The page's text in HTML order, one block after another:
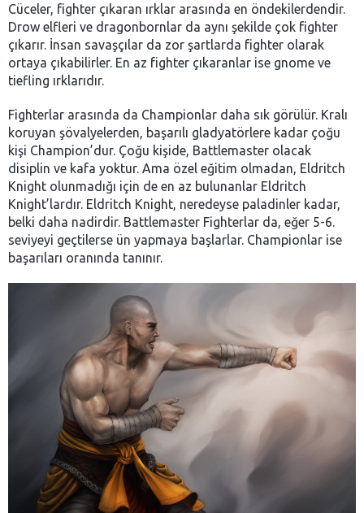
Cüceler, fighter çıkaran ırklar arasında en öndekilerdendir.
Drow elfleri ve dragonbornlar da aynı şekilde çok fighter
çıkarır. İnsan savaşçılar da zor şartlarda fighter olarak
ortaya çıkabilirler. En az fighter çıkaranlar ise gnome ve
tiefling ırklarıdır.
Fighterlar arasında da Championlar daha sık görülür. Kralı
koruyan şövalyelerden, başarılı gladyatörlere kadar çoğu
kişi Champion’dur. Çoğu kişide, Battlemaster olacak
disiplin ve kafa yoktur. Ama özel eğitim olmadan, Eldritch
Knight olunmadığı için de en az bulunanlar Eldritch
Knight’lardır. Eldritch Knight, neredeyse paladinler kadar,
belki daha nadirdir. Battlemaster Fighterlar da, eğer 5-6.
seviyeyi geçtilerse ün yapmaya başlarlar. Championlar ise
başarıları oranında tanınır.